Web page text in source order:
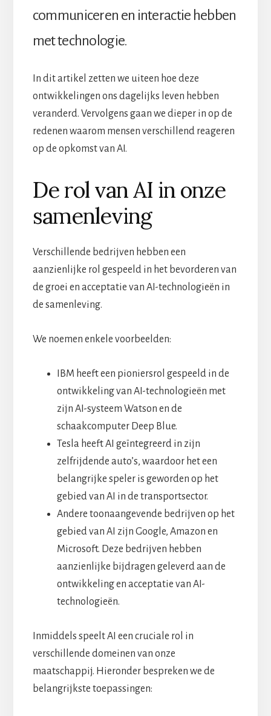
communiceren en interactie hebben
met technologie.
In dit artikel zetten we uiteen hoe deze
ontwikkelingen ons dagelijks leven hebben
veranderd. Vervolgens gaan we dieper in op de
redenen waarom mensen verschillend reageren
op de opkomst van AI.
De rol van AI in onze
samenleving
Verschillende bedrijven hebben een
aanzienlijke rol gespeeld in het bevorderen van
de groei en acceptatie van AI-technologieën in
de samenleving.
We noemen enkele voorbeelden:
IBM heeft een pioniersrol gespeeld in de
ontwikkeling van AI-technologieën met
zijn AI-systeem Watson en de
schaakcomputer Deep Blue.
Tesla heeft AI geïntegreerd in zijn
zelfrijdende auto’s, waardoor het een
belangrijke speler is geworden op het
gebied van AI in de transportsector.
Andere toonaangevende bedrijven op het
gebied van AI zijn Google, Amazon en
Microsoft. Deze bedrijven hebben
aanzienlijke bijdragen geleverd aan de
ontwikkeling en acceptatie van AI-
technologieën.
Inmiddels speelt AI een cruciale rol in
verschillende domeinen van onze
maatschappij. Hieronder bespreken we de
belangrijkste toepassingen: